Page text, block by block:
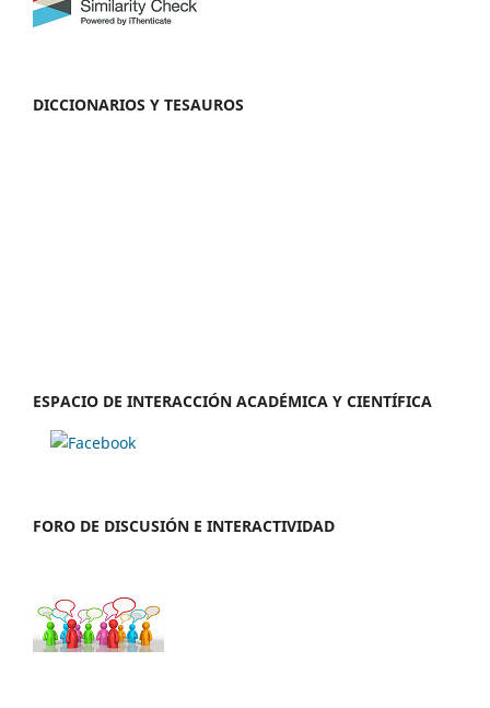
DICCIONARIOS Y TESAUROS
ESPACIO DE INTERACCIÓN ACADÉMICA Y CIENTÍFICA
FORO DE DISCUSIÓN E INTERACTIVIDAD